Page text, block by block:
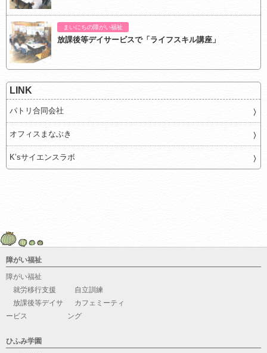
まいにちの障がい福祉
放課後等デイサービスで「ライフスキル講座」
LINK
パトリ合同会社
オフィスまなぶき
K’sサイエンスラボ
障がい福祉
障がい福祉
就労移行支援
自立訓練
放課後等デイサ
ービス
カフェミーティ
ング
ひふみ学園